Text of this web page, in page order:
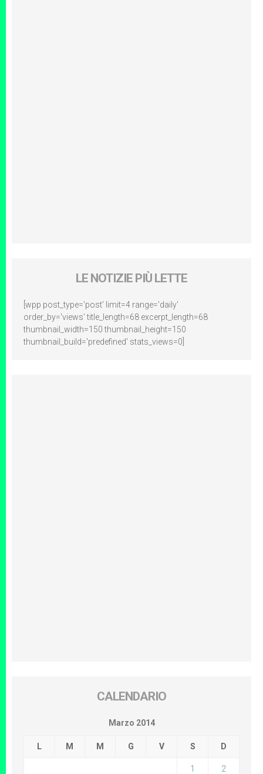
LE NOTIZIE PIÙ LETTE
[wpp post_type='post' limit=4 range='daily'
order_by='views' title_length=68 excerpt_length=68
thumbnail_width=150 thumbnail_height=150
thumbnail_build='predefined' stats_views=0]
CALENDARIO
Marzo 2014
L M M G V S D
1 2